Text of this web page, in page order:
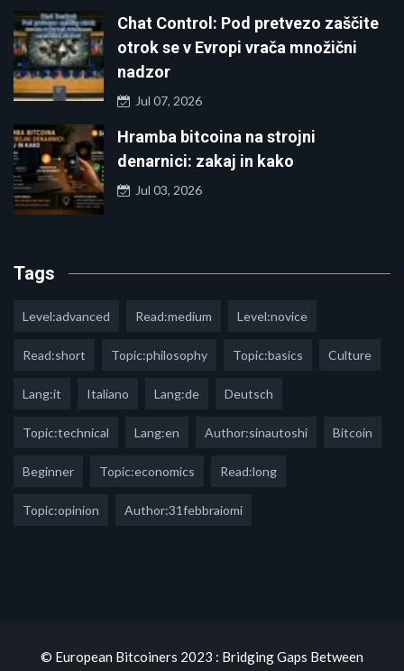
Chat Control: Pod pretvezo zaščite
otrok se v Evropi vrača množični
nadzor
Jul 07, 2026
Hramba bitcoina na strojni
denarnici: zakaj in kako
Jul 03, 2026
Tags
Level:advanced Read:medium Level:novice
Read:short Topic:philosophy Topic:basics Culture
Lang:it Italiano Lang:de Deutsch
Topic:technical Lang:en Author:sinautoshi Bitcoin
Beginner Topic:economics Read:long
Topic:opinion Author:31febbraiomi
© European Bitcoiners 2023 : Bridging Gaps Between